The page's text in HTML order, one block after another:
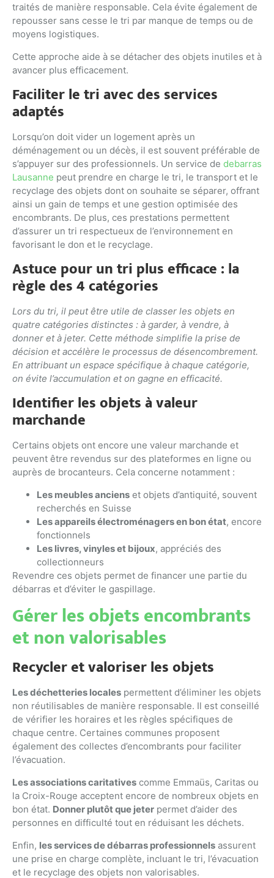
traités de manière responsable. Cela évite également de
repousser sans cesse le tri par manque de temps ou de
moyens logistiques.
Cette approche aide à se détacher des objets inutiles et à
avancer plus efficacement.
Faciliter le tri avec des services
adaptés
Lorsqu’on doit vider un logement après un
déménagement ou un décès, il est souvent préférable de
s’appuyer sur des professionnels. Un service de debarras
Lausanne peut prendre en charge le tri, le transport et le
recyclage des objets dont on souhaite se séparer, offrant
ainsi un gain de temps et une gestion optimisée des
encombrants. De plus, ces prestations permettent
d’assurer un tri respectueux de l’environnement en
favorisant le don et le recyclage.
Astuce pour un tri plus efficace : la
règle des 4 catégories
Lors du tri, il peut être utile de classer les objets en
quatre catégories distinctes : à garder, à vendre, à
donner et à jeter. Cette méthode simplifie la prise de
décision et accélère le processus de désencombrement.
En attribuant un espace spécifique à chaque catégorie,
on évite l’accumulation et on gagne en efficacité.
Identifier les objets à valeur
marchande
Certains objets ont encore une valeur marchande et
peuvent être revendus sur des plateformes en ligne ou
auprès de brocanteurs. Cela concerne notamment :
Les meubles anciens et objets d’antiquité, souvent
recherchés en Suisse
Les appareils électroménagers en bon état, encore
fonctionnels
Les livres, vinyles et bijoux, appréciés des
collectionneurs
Revendre ces objets permet de financer une partie du
débarras et d’éviter le gaspillage.
Gérer les objets encombrants
et non valorisables
Recycler et valoriser les objets
Les déchetteries locales permettent d’éliminer les objets
non réutilisables de manière responsable. Il est conseillé
de vérifier les horaires et les règles spécifiques de
chaque centre. Certaines communes proposent
également des collectes d’encombrants pour faciliter
l’évacuation.
Les associations caritatives comme Emmaüs, Caritas ou
la Croix-Rouge acceptent encore de nombreux objets en
bon état. Donner plutôt que jeter permet d’aider des
personnes en difficulté tout en réduisant les déchets.
Enfin, les services de débarras professionnels assurent
une prise en charge complète, incluant le tri, l’évacuation
et le recyclage des objets non valorisables.